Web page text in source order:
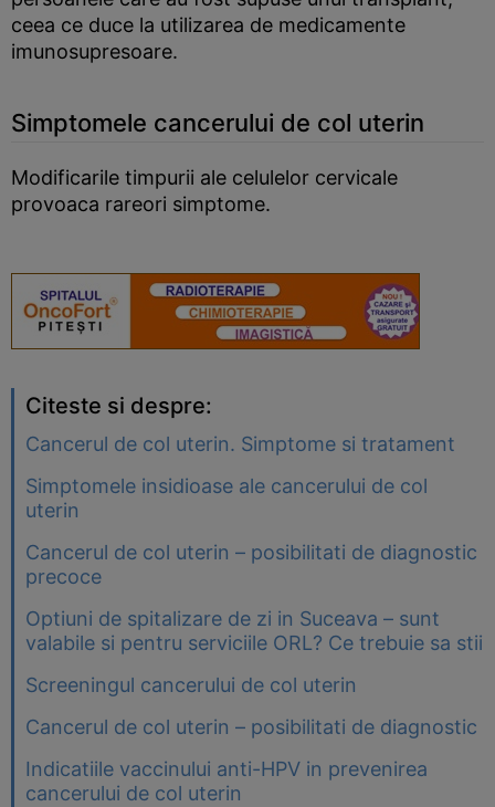
ceea ce duce la utilizarea de medicamente
imunosupresoare.
Simptomele cancerului de col uterin
Modificarile timpurii ale celulelor cervicale
provoaca rareori simptome.
Citeste si despre:
Cancerul de col uterin. Simptome si tratament
Simptomele insidioase ale cancerului de col
uterin
Cancerul de col uterin – posibilitati de diagnostic
precoce
Optiuni de spitalizare de zi in Suceava – sunt
valabile si pentru serviciile ORL? Ce trebuie sa stii
Screeningul cancerului de col uterin
Cancerul de col uterin – posibilitati de diagnostic
Indicatiile vaccinului anti-HPV in prevenirea
cancerului de col uterin